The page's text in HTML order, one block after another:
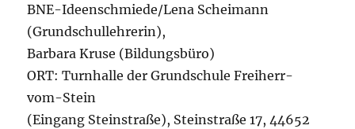
BNE-Ideenschmiede/Lena Scheimann
(Grundschullehrerin),
Barbara Kruse (Bildungsbüro)
ORT: Turnhalle der Grundschule Freiherr-
vom-Stein
(Eingang Steinstraße), Steinstraße 17, 44652